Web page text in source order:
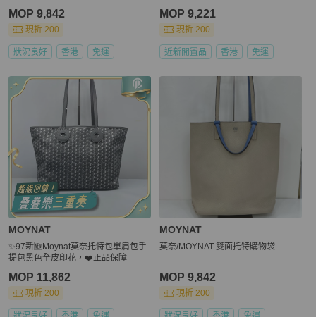
MOP 9,842
現折 200
狀況良好 香港 免運
MOP 9,221
現折 200
近新閒置品 香港 免運
MOYNAT
✨97新🆕Moynat莫奈托特包單肩包手
提包黑色全皮印花，❤️正品保障
MOP 11,862
現折 200
MOYNAT
莫奈/MOYNAT 雙面托特購物袋
MOP 9,842
現折 200